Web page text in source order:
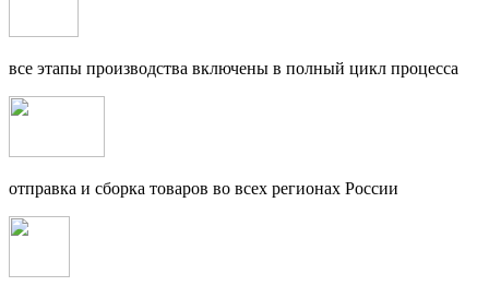
все этапы производства включены в полный цикл процесса
отправка и сборка товаров во всех регионах России